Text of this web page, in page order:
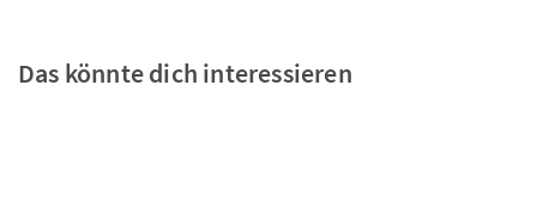
Das könnte dich interessieren